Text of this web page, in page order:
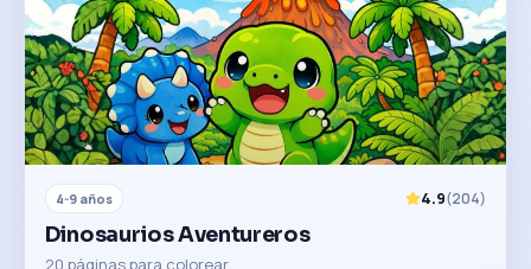
4-9 años 4.9(204)
Dinosaurios Aventureros
20 páginas para colorear